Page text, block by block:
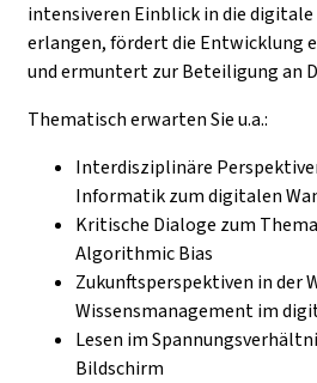
intensiveren Einblick in die
erlangen, fördert die Entwicklung
und ermuntert zur Beteiligung an
Thematisch erwarten Sie u.a.:
Interdisziplinäre
Informatik zum digitalen
Kritische Dialoge zum
Algorithmic Bias
Zukunftsperspektiven in der
Wissensmanagement im
Lesen im
Bildschirm